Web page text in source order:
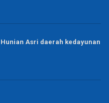
Hunian Asri daerah kedayunan